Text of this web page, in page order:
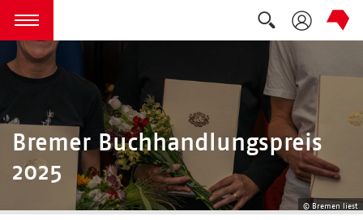
zum Inhalt springen
Menü öffnen
Suche
© Bremen liest
Bremer Buchhandlungspreis
2025